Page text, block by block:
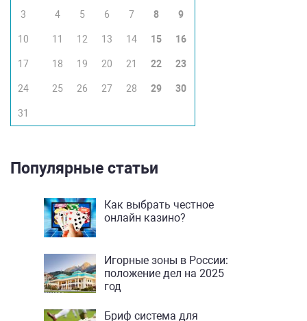
3 4 5 6 7 8 9
10 11 12 13 14 15 16
17 18 19 20 21 22 23
24 25 26 27 28 29 30
31
Популярные статьи
Как выбрать честное
онлайн казино?
Игорные зоны в России:
положение дел на 2025
год
Бриф система для